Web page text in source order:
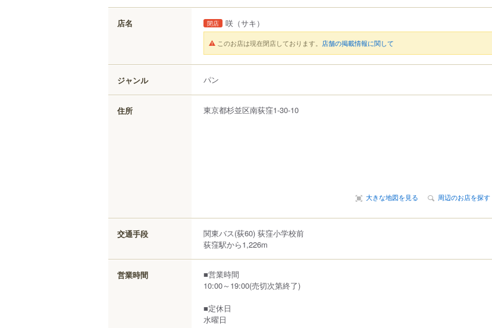
店名 閉店 咲 （サキ）
このお店は現在閉店しております。 店舗の掲載情報に関して
ジャンル パン
住所 東京都杉並区南荻窪1-30-10
大きな地図を見る 周辺のお店を探す
交通手段
関東バス(荻60) 荻窪小学校前
荻窪駅から1,226m
営業時間
■営業時間
10:00～19:00(売切次第終了)
■定休日
水曜日